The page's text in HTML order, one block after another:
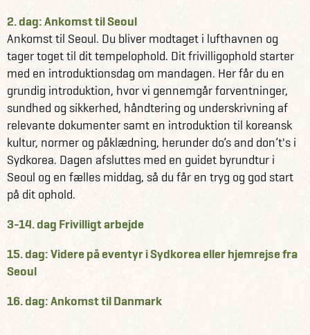
din indsats og deltagelse.
Du kan tilkøbe en kulturel uge (ikke inkluderet), en farverig
og spændende introduktion til landets rige traditioner og
moderne livsstil. Denne uge er designet til at hjælpe dig
med at føle dig hjemme, mens du dykker ned i hjertet af
koreansk kultur – langt ud over K-pop og film.
Fra mandag til fredag deltager du dagligt i fem-seks
timers guidede aktiviteter, hvor du blandt andet:
Udforsker gamle kongepaladser og lærer deres historie
at kende
Smager autentisk streetfood på livlige, lokale markeder
Oplever Seouls mest trendy kvarterer og skjulte perler
Lærer nyttige koreanske gloser, så du nemt kan begå
Når ugen er omme, vil du føle dig tryg ved at finde rundt i
2. dag: Ankomst til Seoul
Ankomst til Seoul. Du bliver modtaget i lufthavnen og
tager toget til dit tempelophold. Dit frivilligophold starter
med en introduktionsdag om mandagen. Her får du en
grundig introduktion, hvor vi gennemgår forventninger,
sundhed og sikkerhed, håndtering og underskrivning af
relevante dokumenter samt en introduktion til koreansk
kultur, normer og påklædning, herunder do’s and don’t's i
Sydkorea. Dagen afsluttes med en guidet byrundtur i
Seoul og en fælles middag, så du får en tryg og god start
på dit ophold.
3-14. dag Frivilligt arbejde
15. dag: Videre på eventyr i Sydkorea eller hjemrejse fra
Seoul
16. dag: Ankomst til Danmark